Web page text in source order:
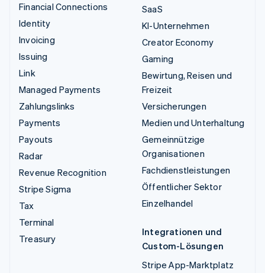
Financial Connections
Identity
Invoicing
Issuing
Link
Managed Payments
Zahlungslinks
Payments
Payouts
Radar
Revenue Recognition
Stripe Sigma
Tax
Terminal
Treasury
SaaS
KI-Unternehmen
Creator Economy
Gaming
Bewirtung, Reisen und
Freizeit
Versicherungen
Medien und Unterhaltung
Gemeinnützige
Organisationen
Fachdienstleistungen
Öffentlicher Sektor
Einzelhandel
Integrationen und
Custom-Lösungen
Stripe App-Marktplatz